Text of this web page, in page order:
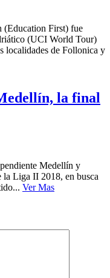
First) fue
(UCI World Tour)
localidades de Follonica y
la final
Medellín y
Liga II 2018, en busca
Ver Mas